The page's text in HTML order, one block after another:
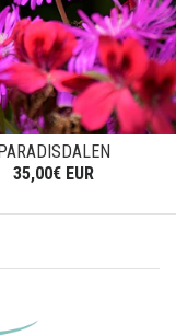
PARADISDALEN
35,00€ EUR